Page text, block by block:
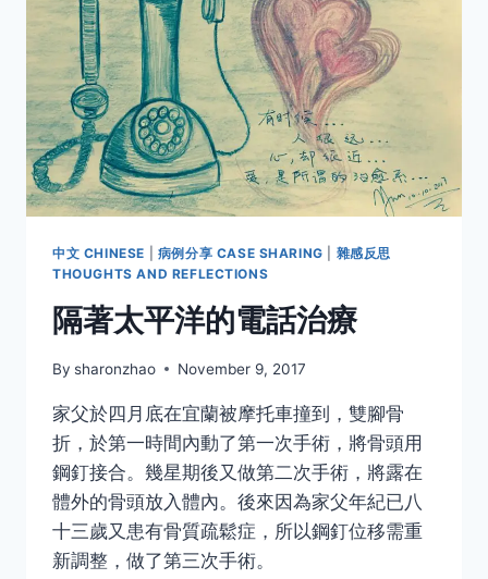
賞
玩
生
活
《西
湖
篇》
中文 CHINESE 病例分享 CASE SHARING
雜感反思
THOUGHTS AND REFLECTIONS
隔著太平洋的電話治療
By sharonzhao November 9, 2017
家父於四月底在宜蘭被摩托車撞到，雙腳骨
折，於第一時間內動了第一次手術，將骨頭用
鋼釘接合。幾星期後又做第二次手術，將露在
體外的骨頭放入體內。後來因為家父年紀已八
十三歲又患有骨質疏鬆症，所以鋼釘位移需重
新調整，做了第三次手術。